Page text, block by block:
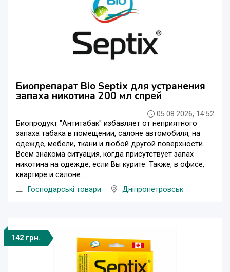
Биопрепарат Bio Septix для устранения
запаха никотина 200 мл спрей
05.08.2026, 14:52
Биопродукт "Антитабак" избавляет от неприятного
запаха табака в помещении, салоне автомобиля, на
одежде, мебели, ткани и любой другой поверхности.
Всем знакома ситуация, когда присутствует запах
никотина на одежде, если Вы курите. Также, в офисе,
квартире и салоне ...
Господарські товари
Дніпропетровськ
142 грн.